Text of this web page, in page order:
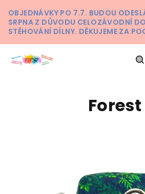
na
obsah
OBJEDNÁVKY PO 7.7. BUDOU
SRPNA Z DŮVODU CELOZÁVODNÍ
STĚHOVÁNÍ DÍLNY. DĚKUJEME ZA
Forest